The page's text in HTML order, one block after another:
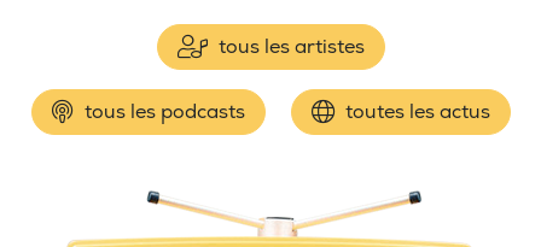
tous les artistes
tous les podcasts toutes les actus